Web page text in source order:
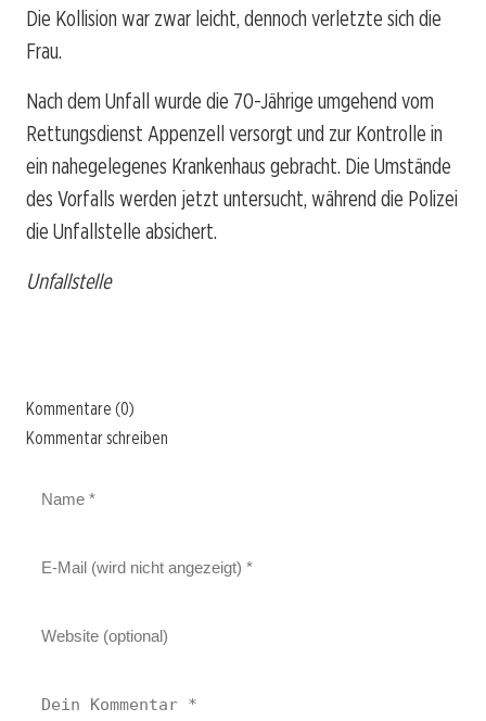
Die Kollision war zwar leicht, dennoch verletzte sich die
Frau.
Nach dem Unfall wurde die 70-Jährige umgehend vom
Rettungsdienst Appenzell versorgt und zur Kontrolle in
ein nahegelegenes Krankenhaus gebracht. Die Umstände
des Vorfalls werden jetzt untersucht, während die Polizei
die Unfallstelle absichert.
Unfallstelle
Kommentare (0)
Kommentar schreiben